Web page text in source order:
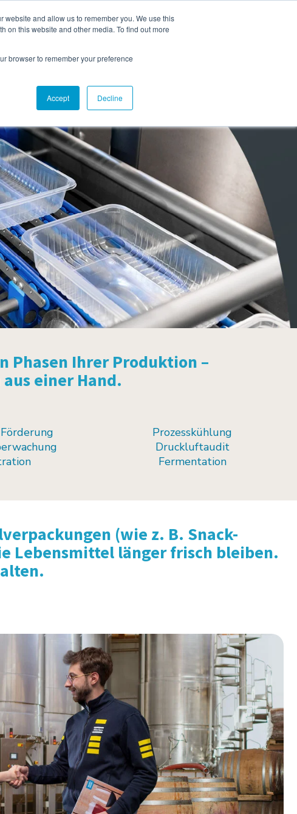
and allow us to remember you. We use this
on this website and other media. To find out more
browser to remember your preference
Accept Decline
Atlas Copco Kompressoren Blog
Phasen Ihrer Produktion –
einer Hand.
Prozesskühlung
Druckluftaudit
Fermentation
(wie z. B. Snack-
Lebensmittel länger frisch bleiben.